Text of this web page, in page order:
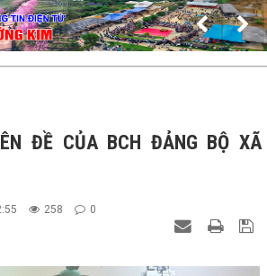
ĐỀ CỦA BCH ĐẢNG BỘ XÃ
258 0